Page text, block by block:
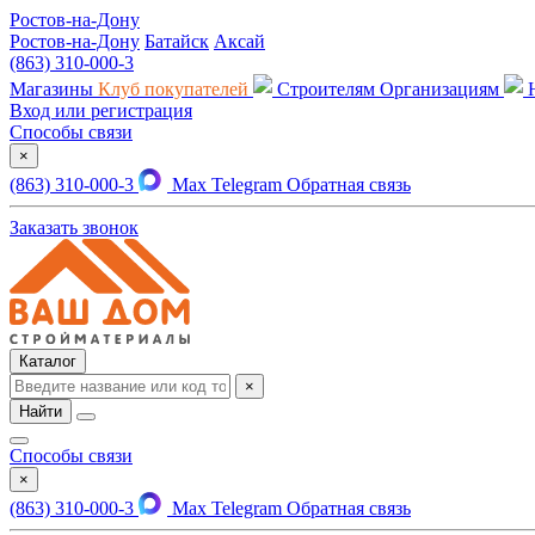
Ростов-на-Дону
Ростов-на-Дону Батайск Аксай
(863) 310-000-3
Магазины Клуб покупателей Строителям Организациям
Вход или регистрация
Способы связи
×
(863) 310-000-3 Max Telegram Обратная связь
Заказать звонок
Каталог
×
Найти
Способы связи
×
(863) 310-000-3 Max Telegram Обратная связь